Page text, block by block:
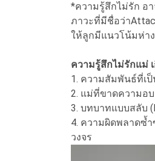
*ความรู้สึกไม่รัก อ
ภาวะที่มีชื่อว่า
ให้ลูกมีแนวโน้มห่า
ความรู้สึกไม่รักแม่
1. ความสัมพันธ์ที่เ
2. แม่ที่ขาดความอ
3. บทบาทแบบสลับ
4. ความผิดพลาดซ้
วงจร